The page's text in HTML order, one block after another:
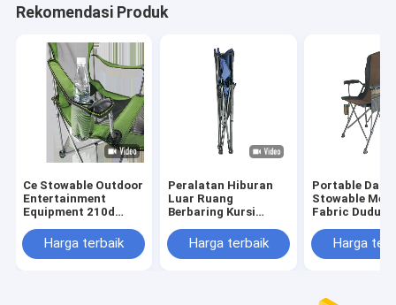
Rekomendasi Produk
Ce Stowable Outdoor
Entertainment
Equipment 210d
Leisure Lazy Chair
Harga terbaik
Peralatan Hiburan
Luar Ruang
Berbaring Kursi
Poliester 100%.
Harga terbaik
Portable Dan
Stowable
Fabric Duduk
Pesta Anak-
Kursi
Harga